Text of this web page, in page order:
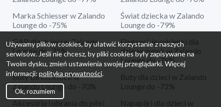
Marka Schiesser w Zalando
Lounge do -75%
Świat dziecka w Zalando
Lounge do -79%
GAP dla dzieci w Zalando
Lounge do -75%
Eleganckie sukienki dla
dziewczynek w Zalando
Lounge do -75%
Buty Birkenstock w
Zalando Lounge do -70%
Buty dla dzieci w Zalando
Lounge do -72%
Akcesoria i ubrania do piłki
Napapijri dla dzieci w
Używamy plików cookies, by ułatwić korzystanie z naszych
serwisów. Jeśli nie chcesz, by pliki cookies były zapisywane na
Twoim dysku, zmień ustawienia swojej przeglądarki. Więcej
informacji: polityka prywatności.
Ok, rozumiem